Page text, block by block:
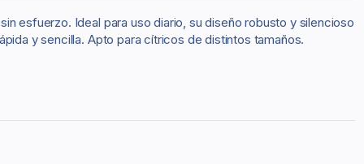
esfuerzo. Ideal para uso diario, su diseño robusto y silencioso
y sencilla. Apto para cítricos de distintos tamaños.